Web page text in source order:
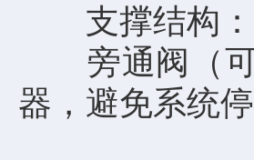
支撑结构：
旁通阀（可
器，避免系统停